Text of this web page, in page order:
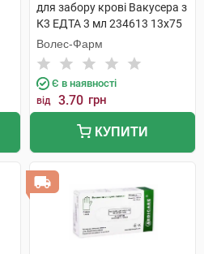
для забору крові Вакусера з
К3 ЕДТА 3 мл 234613 13х75
мм фіолетовий 1 шт
Волес-Фарм
Є в наявності
від 3.70 грн
КУПИТИ